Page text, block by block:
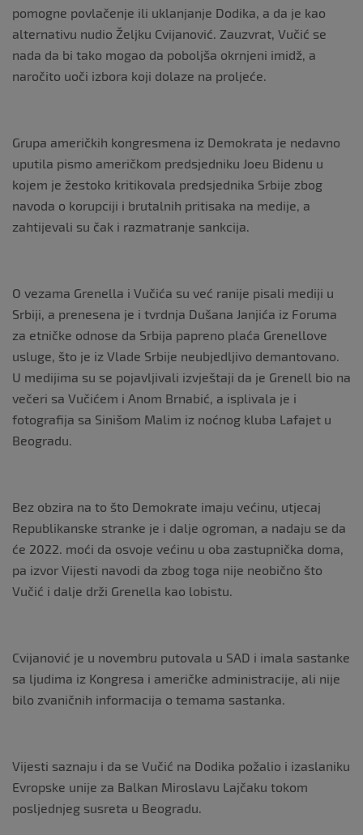
pomogne povlačenje ili uklanjanje Dodika, a da je kao
alternativu nudio Željku Cvijanović. Zauzvrat, Vučić se
nada da bi tako mogao da poboljša okrnjeni imidž, a
naročito uoči izbora koji dolaze na proljeće.
Grupa američkih kongresmena iz Demokrata je nedavno
uputila pismo američkom predsjedniku Joeu Bidenu u
kojem je žestoko kritikovala predsjednika Srbije zbog
navoda o korupciji i brutalnih pritisaka na medije, a
zahtijevali su čak i razmatranje sankcija.
O vezama Grenella i Vučića su već ranije pisali mediji u
Srbiji, a prenesena je i tvrdnja Dušana Janjića iz Foruma
za etničke odnose da Srbija papreno plaća Grenellove
usluge, što je iz Vlade Srbije neubjedljivo demantovano.
U medijima su se pojavljivali izvještaji da je Grenell bio na
večeri sa Vučićem i Anom Brnabić, a isplivala je i
fotografija sa Sinišom Malim iz noćnog kluba Lafajet u
Beogradu.
Bez obzira na to što Demokrate imaju većinu, utjecaj
Republikanske stranke je i dalje ogroman, a nadaju se da
će 2022. moći da osvoje većinu u oba zastupnička doma,
pa izvor Vijesti navodi da zbog toga nije neobično što
Vučić i dalje drži Grenella kao lobistu.
Cvijanović je u novembru putovala u SAD i imala sastanke
sa ljudima iz Kongresa i američke administracije, ali nije
bilo zvaničnih informacija o temama sastanka.
Vijesti saznaju i da se Vučić na Dodika požalio i izaslaniku
Evropske unije za Balkan Miroslavu Lajčaku tokom
posljednjeg susreta u Beogradu.